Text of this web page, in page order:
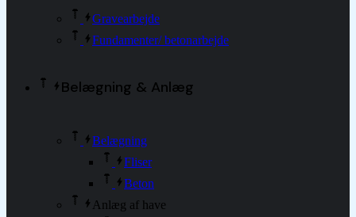
Gravearbejde
Fundamenter/ betonarbejde
Belægning & Anlæg
Belægning
Fliser
Beton
Anlæg af have